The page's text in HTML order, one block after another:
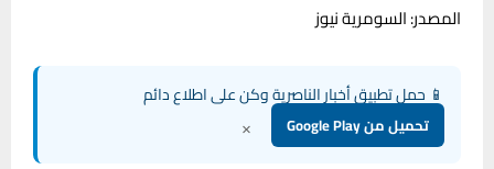
المصدر: السومرية نيوز
📱 حمل تطبيق أخبار الناصرية وكن على اطلاع دائم
تحميل من Google Play ×